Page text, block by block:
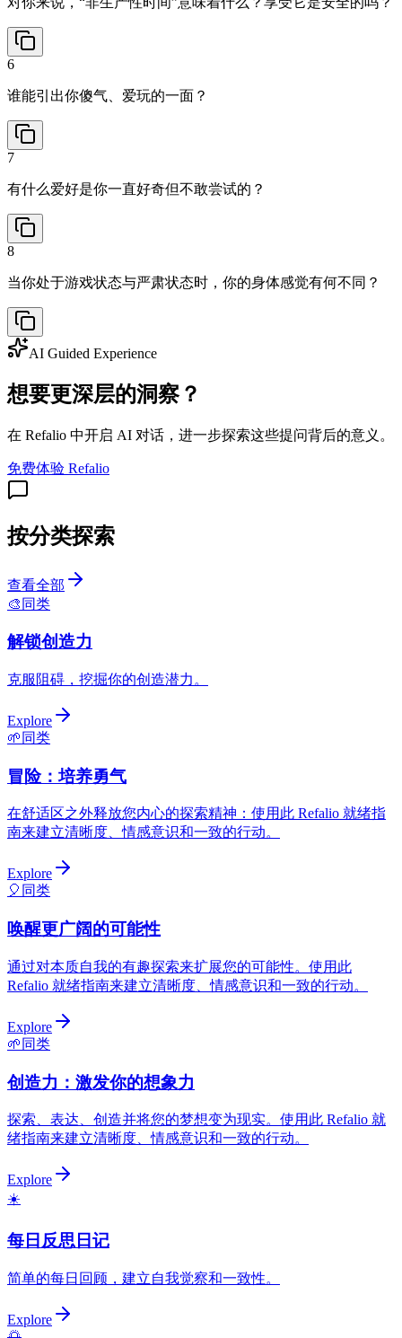
6
谁能引出你傻气、爱玩的一面？
7
有什么爱好是你一直好奇但不敢尝试的？
8
当你处于游戏状态与严肃状态时，你的身体感觉有何不同？
AI Guided Experience
想要更深层的洞察？
在 Refalio 中开启 AI 对话，进一步探索这些提问背后的意义。
免费体验 Refalio
按分类探索
查看全部
🎨 同类
解锁创造力
克服阻碍，挖掘你的创造潜力。
Explore
🌱 同类
冒险：培养勇气
在舒适区之外释放您内心的探索精神：使用此 Refalio 就绪指
南来建立清晰度、情感意识和一致的行动。
Explore
🎈 同类
唤醒更广阔的可能性
通过对本质自我的有趣探索来扩展您的可能性。使用此
Refalio 就绪指南来建立清晰度、情感意识和一致的行动。
Explore
🌱 同类
创造力：激发你的想象力
探索、表达、创造并将您的梦想变为现实。使用此 Refalio 就
绪指南来建立清晰度、情感意识和一致的行动。
Explore
☀️
每日反思日记
简单的每日回顾，建立自我觉察和一致性。
Explore